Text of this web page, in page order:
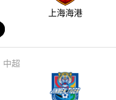
上海海港
中超